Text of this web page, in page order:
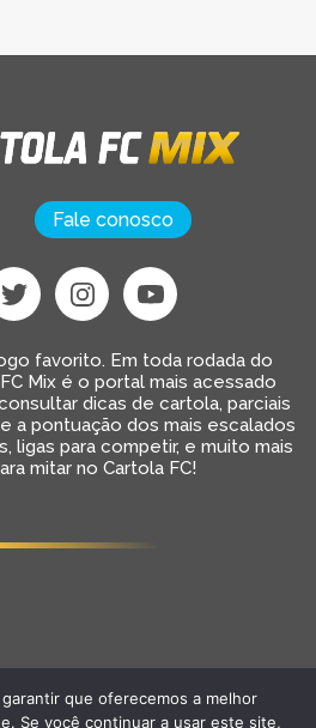
Fale conosco
favorito. Em toda rodada do
Mix é o portal mais acessado
dicas de cartola, parciais
a pontuação dos mais escalados
ligas para competir, e muito mais
mitar no Cartola FC!
Desenvolvido por BW2 Tecnologia
que oferecemos a melhor
Se você continuar a usar este site,